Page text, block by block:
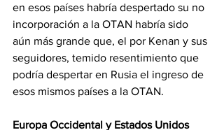
en esos países habría despertado su no
incorporación a la OTAN habría sido
aún más grande que, el por Kenan y sus
seguidores, temido resentimiento que
podría despertar en Rusia el ingreso de
esos mismos países a la OTAN.
Europa Occidental y Estados Unidos